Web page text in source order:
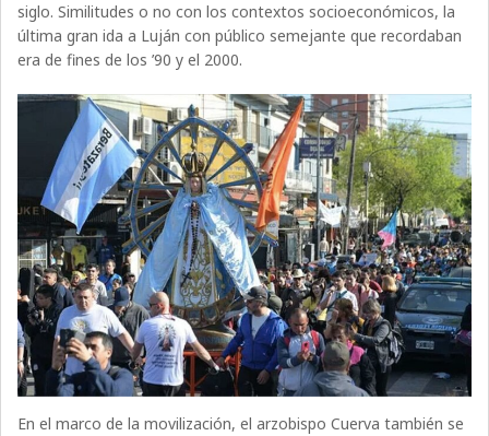
siglo. Similitudes o no con los contextos socioeconómicos, la
última gran ida a Luján con público semejante que recordaban
era de fines de los ’90 y el 2000.
En el marco de la movilización, el arzobispo Cuerva también se